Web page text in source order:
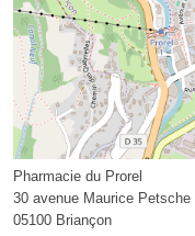
Pharmacie du Prorel
30 avenue Maurice Petsche
05100 Briançon